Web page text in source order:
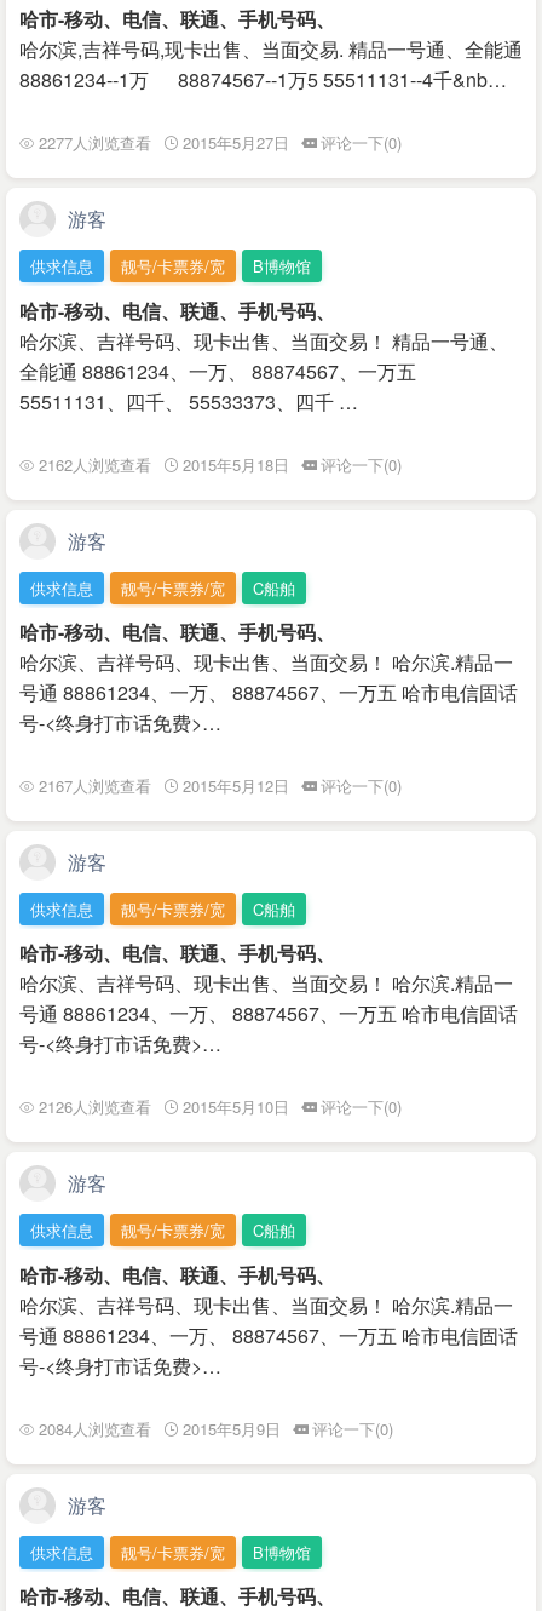
哈市-移动、电信、联通、手机号码、
哈尔滨,吉祥号码,现卡出售、当面交易. 精品一号通、全能通
88861234--1万 88874567--1万5 55511131--4千&nb…
2277人浏览查看 2015年5月27日 评论一下(0)
游客
供求信息 靓号/卡票券/宽 B博物馆
哈市-移动、电信、联通、手机号码、
哈尔滨、吉祥号码、现卡出售、当面交易！ 精品一号通、
全能通 88861234、一万、 88874567、一万五
55511131、四千、 55533373、四千 …
2162人浏览查看 2015年5月18日 评论一下(0)
游客
供求信息 靓号/卡票券/宽 C船舶
哈市-移动、电信、联通、手机号码、
哈尔滨、吉祥号码、现卡出售、当面交易！ 哈尔滨.精品一
号通 88861234、一万、 88874567、一万五 哈市电信固话
号-<终身打市话免费>…
2167人浏览查看 2015年5月12日 评论一下(0)
游客
供求信息 靓号/卡票券/宽 C船舶
哈市-移动、电信、联通、手机号码、
哈尔滨、吉祥号码、现卡出售、当面交易！ 哈尔滨.精品一
号通 88861234、一万、 88874567、一万五 哈市电信固话
号-<终身打市话免费>…
2126人浏览查看 2015年5月10日 评论一下(0)
游客
供求信息 靓号/卡票券/宽 C船舶
哈市-移动、电信、联通、手机号码、
哈尔滨、吉祥号码、现卡出售、当面交易！ 哈尔滨.精品一
号通 88861234、一万、 88874567、一万五 哈市电信固话
号-<终身打市话免费>…
2084人浏览查看 2015年5月9日 评论一下(0)
游客
供求信息 靓号/卡票券/宽 B博物馆
哈市-移动、电信、联通、手机号码、